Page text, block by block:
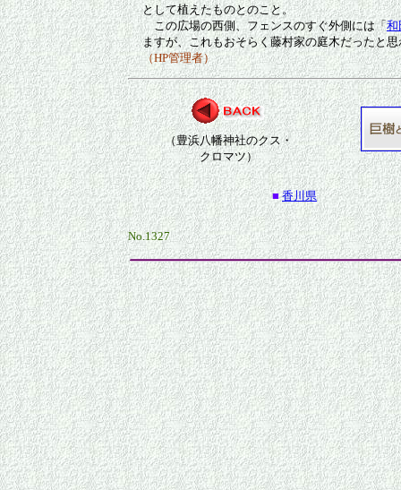
として植えたものとのこと。
この広場の西側、フェンスのすぐ外側には「和
ますが、これもおそらく藤村家の庭木だったと
（HP管理者）
（豊浜八幡神社のクス・
クロマツ）
■ 香川県
No.1327